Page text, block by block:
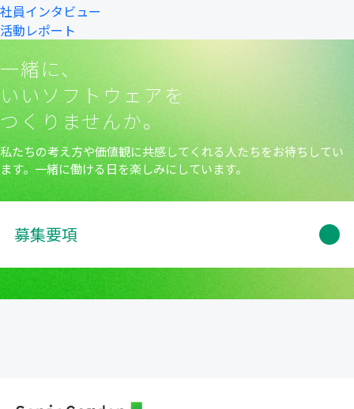
社員インタビュー
活動レポート
一緒に、
いいソフトウェアを
つくりませんか。
私たちの考え方や価値観に共感してくれる人たちをお待ちしてい
ます。一緒に働ける日を楽しみにしています。
募集要項